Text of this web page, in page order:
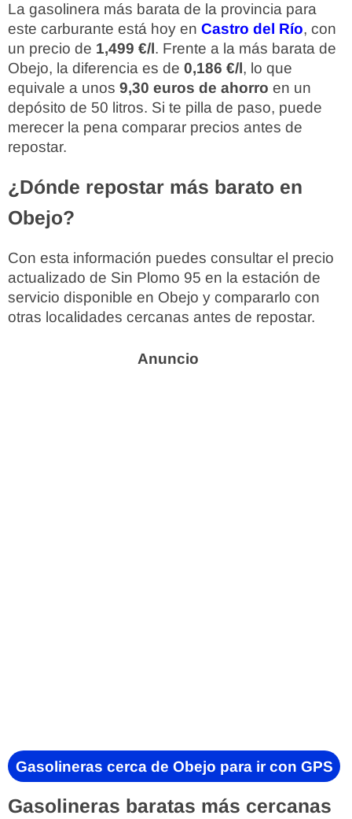
La gasolinera más barata de la provincia para
este carburante está hoy en Castro del Río, con
un precio de 1,499 €/l. Frente a la más barata de
Obejo, la diferencia es de 0,186 €/l, lo que
equivale a unos 9,30 euros de ahorro en un
depósito de 50 litros. Si te pilla de paso, puede
merecer la pena comparar precios antes de
repostar.
¿Dónde repostar más barato en
Obejo?
Con esta información puedes consultar el precio
actualizado de Sin Plomo 95 en la estación de
servicio disponible en Obejo y compararlo con
otras localidades cercanas antes de repostar.
Gasolineras cerca de Obejo para ir con GPS
Gasolineras baratas más cercanas